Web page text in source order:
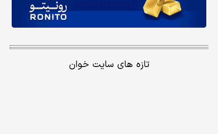
تازه های سایت خوان